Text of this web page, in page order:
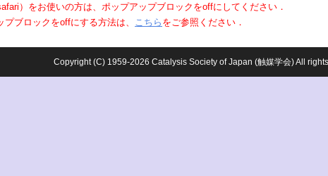
）をお使いの方は、ポップアップブロックをoffにしてください．
プブロックをoffにする方法は、 こちら をご参照ください．
Copyright (C) 1959-2026 Catalysis Society of Japan (触媒学会) All